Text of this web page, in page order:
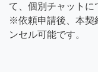
て、個別チャットに
※依頼申請後、本契
ンセル可能です。